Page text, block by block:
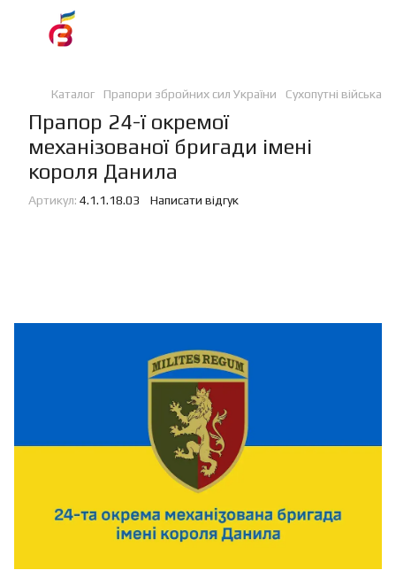
Каталог Прапори збройних сил України Сухопутні війська
Прапор 24-ї окремої
механізованої бригади імені
короля Данила
Артикул: 4.1.1.18.03 Написати відгук